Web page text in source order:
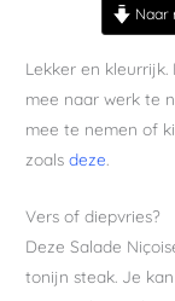
Naar
Lekker en
mee naar werk te
mee te nemen of
zoalsdeze.
Vers of diepvries?
Deze Salade
tonijn steak. Je